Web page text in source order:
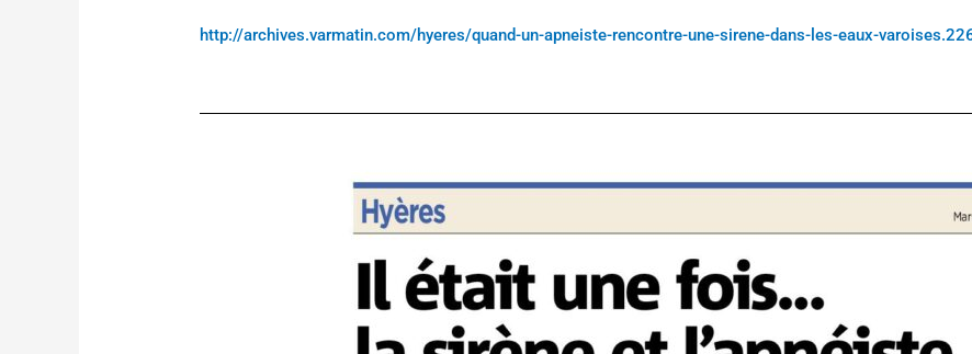
http://archives.varmatin.com/hyeres/quand-un-apneiste-rencontre-une-sirene-dans-les-eaux-